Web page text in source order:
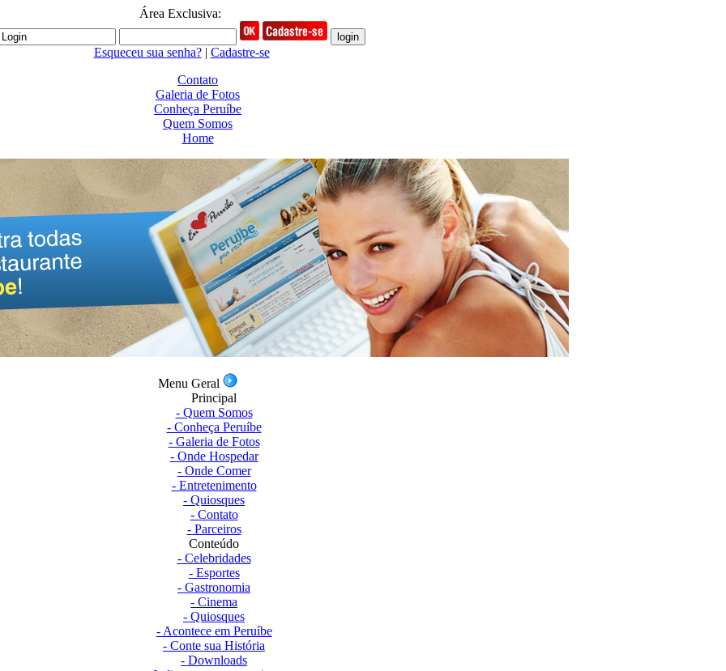
Área Exclusiva:
Esqueceu sua senha? | Cadastre-se
Contato
Galeria de Fotos
Conheça Peruíbe
Quem Somos
Home
Menu Geral
Principal
- Quem Somos
- Conheça Peruíbe
- Galeria de Fotos
- Onde Hospedar
- Onde Comer
- Entretenimento
- Quiosques
- Contato
- Parceiros
Conteúdo
- Celebridades
- Esportes
- Gastronomia
- Cinema
- Quiosques
- Acontece em Peruíbe
- Conte sua História
- Downloads